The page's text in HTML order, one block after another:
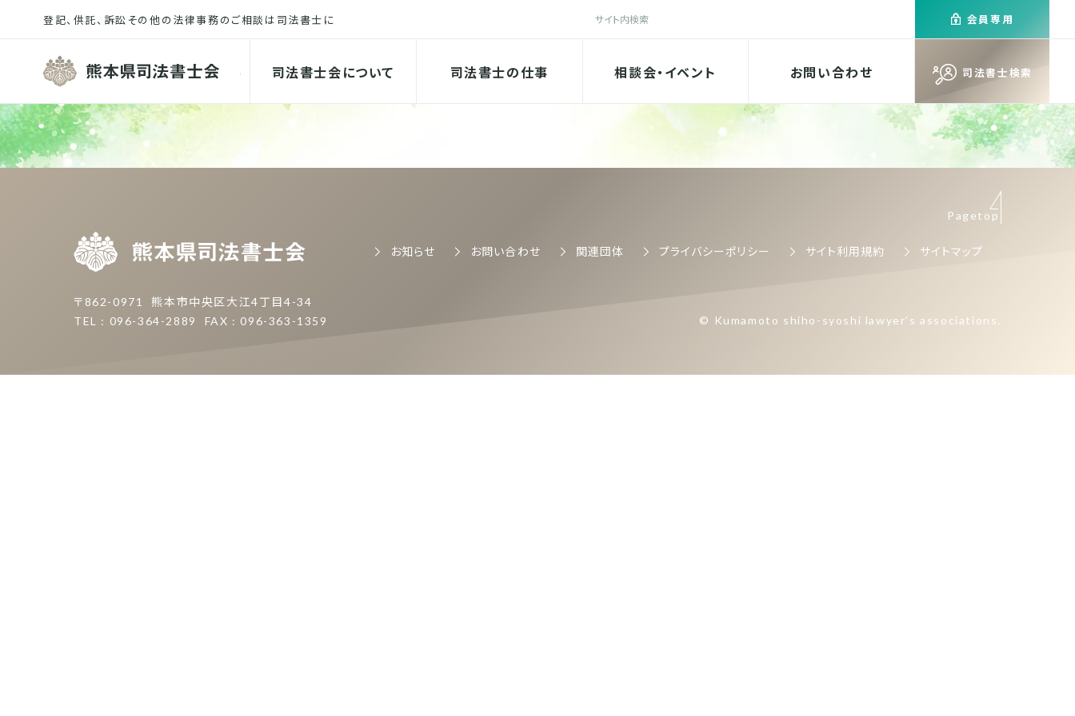
熊本県司法書士会 司法書士検索
司法書士会について 司法書士の仕事 相談会・イベント お問い合わせ
検索 会員専用
熊本県司法書士会
〒862-0971
熊本市中央区大江4丁目4-34
TEL : 096-364-2889
FAX : 096-363-1359
お知らせ お問い合わせ 関連団体 プライバシーポリシー サイト利用規約 サイトマップ
Pagetop
© Kumamoto shiho-syoshi lawyer's associations.